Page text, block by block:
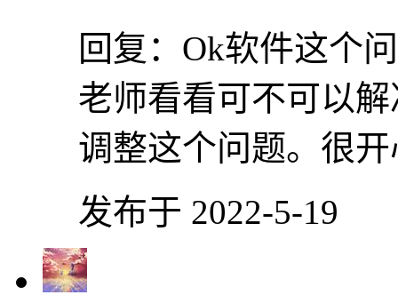
回复： Ok软件这个
老师看看可不可以
调整这个问题。很
发布于 2022-5-19